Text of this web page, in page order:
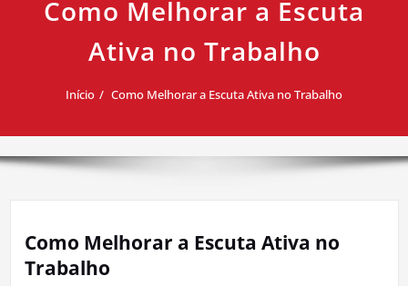
Como Melhorar a Escuta
Ativa no Trabalho
Início Como Melhorar a Escuta Ativa no Trabalho
Como Melhorar a Escuta Ativa no
Trabalho